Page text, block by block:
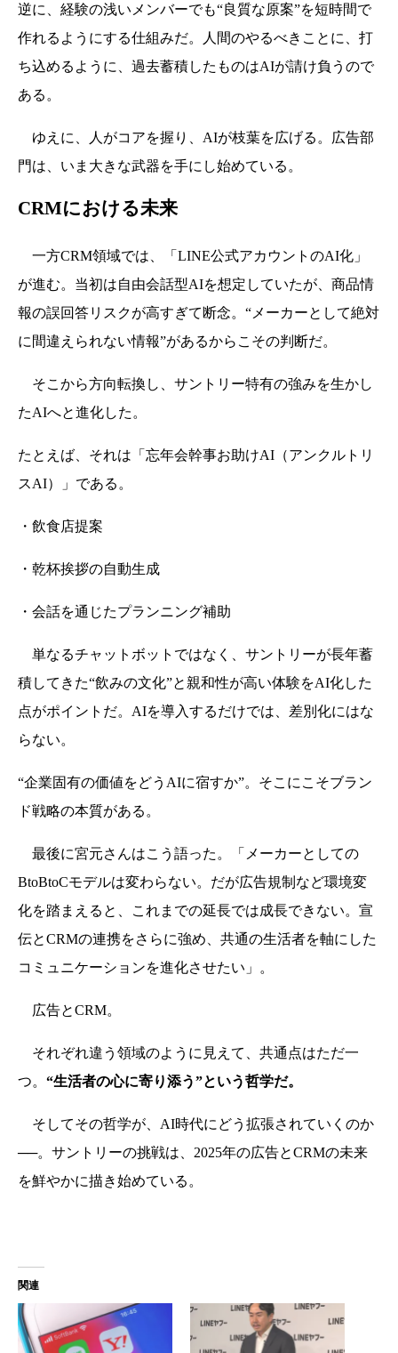
逆に、経験の浅いメンバーでも“良質な原案”を短時間で
作れるようにする仕組みだ。人間のやるべきことに、打
ち込めるように、過去蓄積したものはAIが請け負うので
ある。
ゆえに、人がコアを握り、AIが枝葉を広げる。広告部
門は、いま大きな武器を手にし始めている。
CRMにおける未来
一方CRM領域では、「LINE公式アカウントのAI化」
が進む。当初は自由会話型AIを想定していたが、商品情
報の誤回答リスクが高すぎて断念。“メーカーとして絶対
に間違えられない情報”があるからこその判断だ。
そこから方向転換し、サントリー特有の強みを生かし
たAIへと進化した。
たとえば、それは「忘年会幹事お助けAI（アンクルトリ
スAI）」である。
・飲食店提案
・乾杯挨拶の自動生成
・会話を通じたプランニング補助
単なるチャットボットではなく、サントリーが長年蓄
積してきた“飲みの文化”と親和性が高い体験をAI化した
点がポイントだ。AIを導入するだけでは、差別化にはな
らない。
“企業固有の価値をどうAIに宿すか”。 そこにこそブラン
ド戦略の本質がある。
最後に宮元さんはこう語った。
「メーカーとしての
BtoBtoCモデルは変わらない。だが広告規制など環境変
化を踏まえると、これまでの延長では成長できない。宣
伝とCRMの連携をさらに強め、共通の生活者を軸にした
コミュニケーションを進化させたい」。
広告とCRM。
それぞれ違う領域のように見えて、共通点はただ一
つ。 “生活者の心に寄り添う”という哲学だ。
そしてその哲学が、AI時代にどう拡張されていくのか
──。サントリーの挑戦は、2025年の広告とCRMの未来
を鮮やかに描き始めている。
関連